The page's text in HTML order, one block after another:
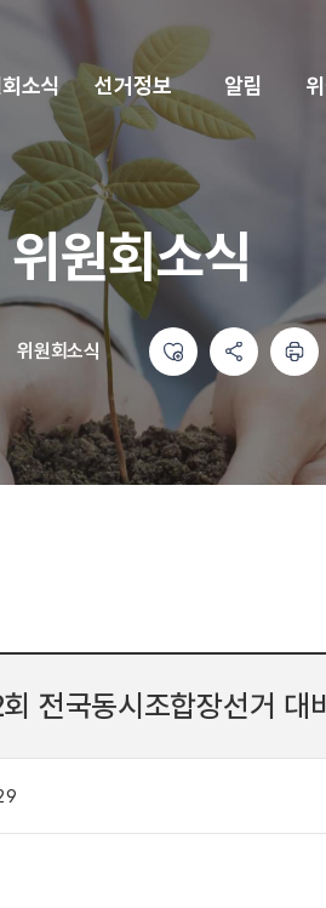
소식 선거정보 알림
위원회소식
위원회소식
전국동시조합장선거 대